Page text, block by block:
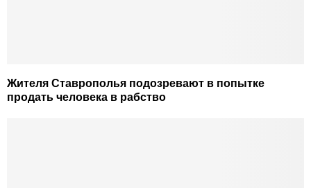
Жителя Ставрополья подозревают в попытке
продать человека в рабство